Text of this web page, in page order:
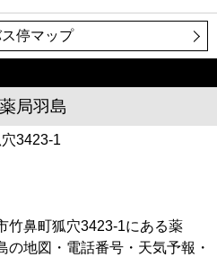
停マップ
局羽島
3423-1
竹鼻町狐穴3423-1にある薬
の地図・電話番号・天気予報・